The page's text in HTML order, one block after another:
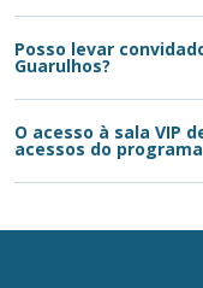
Posso levar
Guarulhos?
O acesso à sala VIP
acessos do